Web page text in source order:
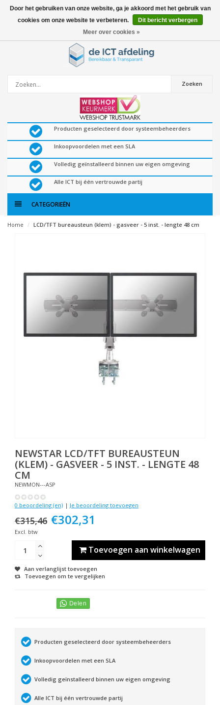
0artikelen
Zoeken
Producten geselecteerd door systeembeheerders
Inkoopvoordelen met een SLA
Volledig geïnstalleerd binnen uw eigen omgeving
Alle ICT bij één vertrouwde partij
CATEGORIEËN
Home LCD/TFT bureausteun (klem) - gasveer - 5 inst. - lengte 48 cm
NEWSTAR LCD/TFT BUREAUSTEUN
(KLEM) - GASVEER - 5 INST. - LENGTE 48
CM
NEWMON---ASP
0 beoordeling (en) | Je beoordeling toevoegen
€315,46 €302,31
Excl. btw
Toevoegen aan winkelwagen
Aan verlanglijst toevoegen
Toevoegen om te vergelijken
Producten geselecteerd door systeembeheerders
Inkoopvoordelen met een SLA
Volledig geïnstalleerd binnen uw eigen omgeving
Alle ICT bij één vertrouwde partij
Door het gebruiken van onze website, ga je akkoord met het gebruik van
cookies om onze website te verbeteren.
Dit bericht verbergen
Meer over cookies »